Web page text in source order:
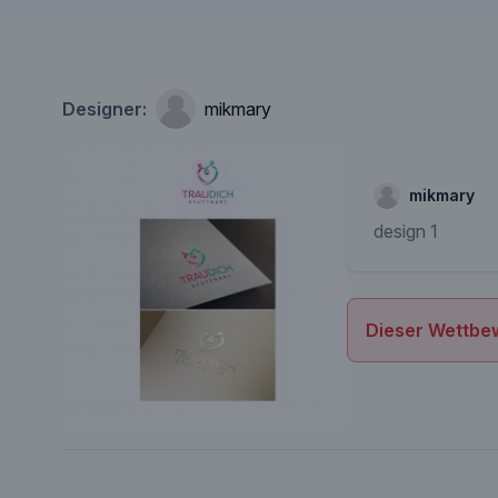
Designer: mikmary
mikmary
design 1
Dieser